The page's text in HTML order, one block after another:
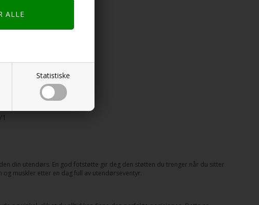
Statistiske
din utendørs. En god fotstøtte gir deg den støtten du trenger når du sitter
muskler etter en dag full av utendørseventyr.